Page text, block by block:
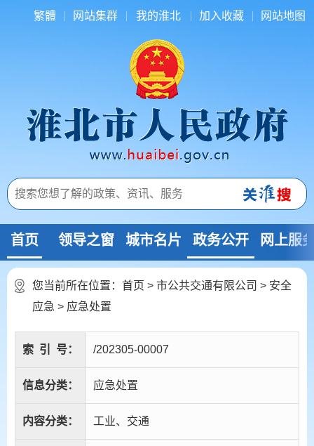
繁體 网站集群 我的淮北 加入收藏 网站地图
首页 领导之窗 城市名片 政务公开 网上服
您当前所在位置： 首页 > 市公共交通有限公司 > 安全
应急 > 应急处置
索 引 号： /202305-00007
信息分类： 应急处置
内容分类： 工业、交通